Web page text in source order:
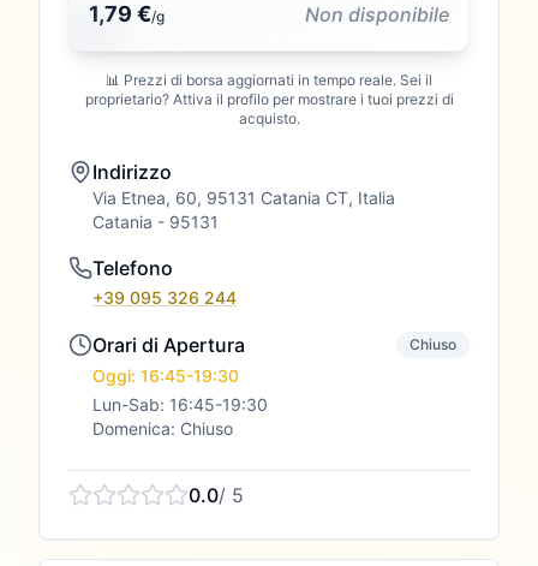
1,79 €/g Non disponibile
📊 Prezzi di borsa aggiornati in tempo reale. Sei il
proprietario? Attiva il profilo per mostrare i tuoi prezzi di
acquisto.
Indirizzo
Via Etnea, 60, 95131 Catania CT, Italia
Catania - 95131
Telefono
+39 095 326 244
Orari di Apertura Chiuso
Oggi: 16:45-19:30
Lun-Sab: 16:45-19:30
Domenica: Chiuso
0.0/ 5